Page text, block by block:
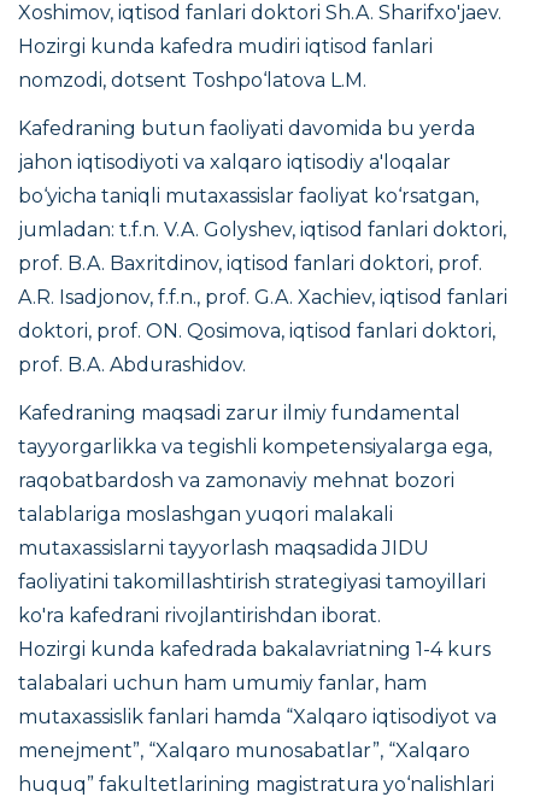
Xoshimov, iqtisod fanlari doktori Sh.A. Sharifxo'jaev.
Hozirgi kunda kafedra mudiri iqtisod fanlari
nomzodi, dotsent Toshpo‘latova L.M.
Kafedraning butun faoliyati davomida bu yerda
jahon iqtisodiyoti va xalqaro iqtisodiy a'loqalar
bo‘yicha taniqli mutaxassislar faoliyat ko‘rsatgan,
jumladan: t.f.n. V.A. Golyshev, iqtisod fanlari doktori,
prof. B.A. Baxritdinov, iqtisod fanlari doktori, prof.
A.R. Isadjonov, f.f.n., prof. G.A. Xachiev, iqtisod fanlari
doktori, prof. ON. Qosimova, iqtisod fanlari doktori,
prof. B.A. Abdurashidov.
Kafedraning maqsadi zarur ilmiy fundamental
tayyorgarlikka va tegishli kompetensiyalarga ega,
raqobatbardosh va zamonaviy mehnat bozori
talablariga moslashgan yuqori malakali
mutaxassislarni tayyorlash maqsadida JIDU
faoliyatini takomillashtirish strategiyasi tamoyillari
ko'ra kafedrani rivojlantirishdan iborat.
Hozirgi kunda kafedrada bakalavriatning 1-4 kurs
talabalari uchun ham umumiy fanlar, ham
mutaxassislik fanlari hamda “Xalqaro iqtisodiyot va
menejment”, “Xalqaro munosabatlar”, “Xalqaro
huquq” fakultetlarining magistratura yo‘nalishlari